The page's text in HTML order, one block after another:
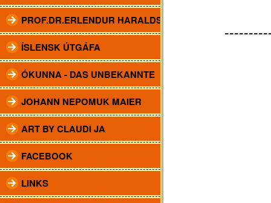
PROF.DR.ERLENDUR HARALDSSON
ÍSLENSK ÚTGÁFA
ÓKUNNA - DAS UNBEKANNTE
JOHANN NEPOMUK MAIER
ART BY CLAUDI JA
FACEBOOK
LINKS